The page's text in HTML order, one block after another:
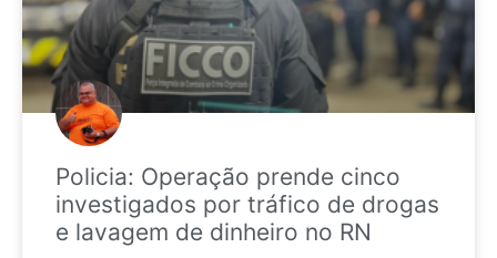
Policia: Operação prende cinco
investigados por tráfico de drogas
e lavagem de dinheiro no RN